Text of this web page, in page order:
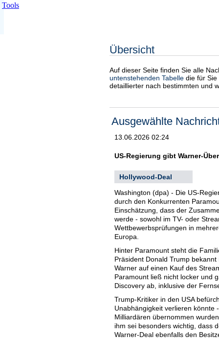
Tools
Übersicht
Auf dieser Seite finden Sie alle
untenstehenden Tabelle die für
detaillierter nach bestimmten und
Ausgewählte
13.06.2026 02:24
US-Regierung gibt Warner-
Hollywood-Deal
Washington (dpa) - Die US-
durch den Konkurrenten
Einschätzung, dass der
werde - sowohl im TV- oder
Wettbewerbsprüfungen in
Europa.
Hinter Paramount steht die
Präsident Donald Trump
Warner auf einen Kauf des
Paramount ließ nicht locker und
Discovery ab, inklusive der
Trump-Kritiker in den USA
Unabhängigkeit verlieren könnte
Milliardären übernommen
ihm sei besonders wichtig, dass
Warner-Deal ebenfalls den